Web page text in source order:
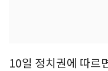
10일 정치권에 따르